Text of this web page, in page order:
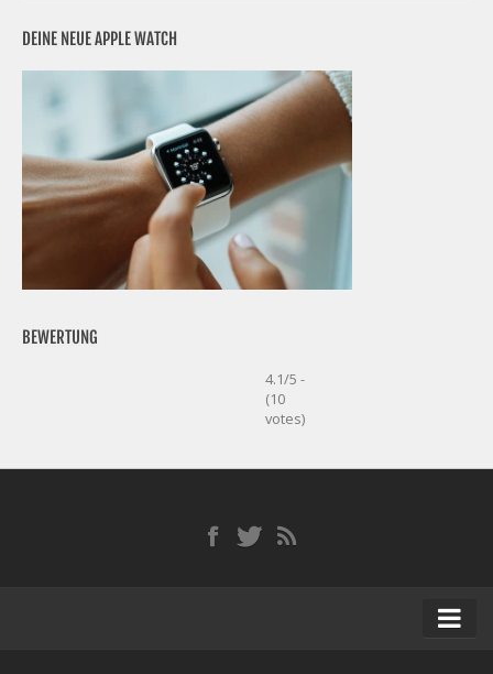
DEINE NEUE APPLE WATCH
BEWERTUNG
4.1/5 -
(10
votes)